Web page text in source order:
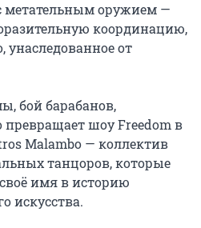
оружием —
координацию,
унаследованное от
бой барабанов,
превращает шоу Freedom в
Malambo — коллектив
танцоров, которые
имя в историю
искусства.